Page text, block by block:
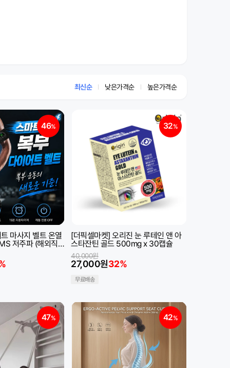
최신순 낮은가격순 높은가격순
46%
벨트 온열
저주파 (해외직
32%
[더픽셀마켓] 오리진 눈 루테인 앤 아
스타잔틴 골드 500mg x 30캡슐
27,000원32%
40,000원
무료배송
47% 42%